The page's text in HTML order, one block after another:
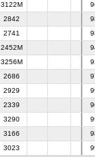
3122M
2842
2741
2452M
3256M
2686
2929
2339
3290
3166
3023